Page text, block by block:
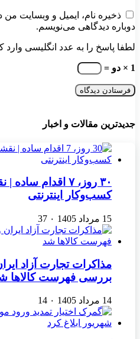
ذخیره نام، ایمیل و وبسایت
دوباره دیدگاهی می‌نویسم.
لطفا پاسخ را به عدد انگلیسی وارد
1 × دو =
جدیدترین مقالات و اخبار
۳۰ روز، ۷
کسب‌وکار اینترنتی
15 مرداد 1405 ۰ 37
مذاکرات تجارت آزاد
بررسی فهرست کالاها
14 مرداد 1405 ۰ 14